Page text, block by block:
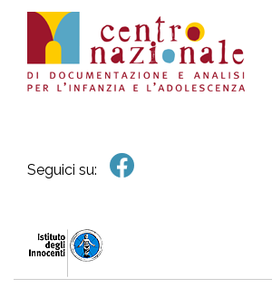
analisi
pr
e
l'adolescenza
Seguici su: